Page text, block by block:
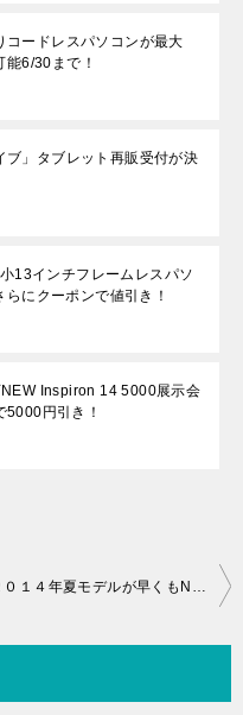
コードレスパソコンが最大
6/30まで！
ブ」タブレット再販受付が決
13インチフレームレスパソ
にクーポンで値引き！
Inspiron 14 5000展示会
5000円引き！
２０１４年夏モデルが早くもNEC Directにて販売開始！